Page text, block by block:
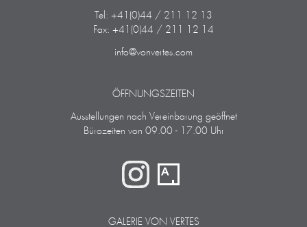
Tel: +41(0)44 / 211 12 13
Fax: +41(0)44 / 211 12 14
info@vonvertes.com
ÖFFNUNGSZEITEN
Ausstellungen nach Vereinbarung geöffnet
Bürozeiten von 09.00 - 17.00 Uhr
GALERIE VON VERTES